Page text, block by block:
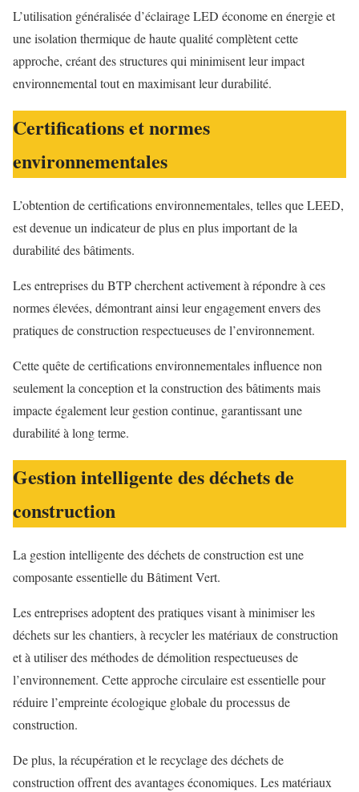
L’utilisation généralisée d’éclairage LED économe en énergie et
une isolation thermique de haute qualité complètent cette
approche, créant des structures qui minimisent leur impact
environnemental tout en maximisant leur durabilité.
Certifications et normes
environnementales
L’obtention de certifications environnementales, telles que LEED,
est devenue un indicateur de plus en plus important de la
durabilité des bâtiments.
Les entreprises du BTP cherchent activement à répondre à ces
normes élevées, démontrant ainsi leur engagement envers des
pratiques de construction respectueuses de l’environnement.
Cette quête de certifications environnementales influence non
seulement la conception et la construction des bâtiments mais
impacte également leur gestion continue, garantissant une
durabilité à long terme.
Gestion intelligente des déchets de
construction
La gestion intelligente des déchets de construction est une
composante essentielle du Bâtiment Vert.
Les entreprises adoptent des pratiques visant à minimiser les
déchets sur les chantiers, à recycler les matériaux de construction
et à utiliser des méthodes de démolition respectueuses de
l’environnement. Cette approche circulaire est essentielle pour
réduire l’empreinte écologique globale du processus de
construction.
De plus, la récupération et le recyclage des déchets de
construction offrent des avantages économiques. Les matériaux